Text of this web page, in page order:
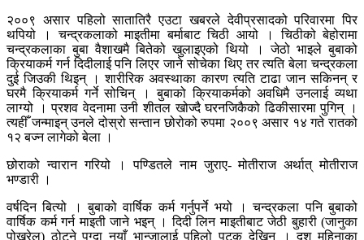
२००९ असार पहिलो सातातिरै एउटा खबरले देवीप्रसादको परिवारमा पिर
थपियो । चन्द्रकलाको माइतीमा बर्माबाट चिठी आयो । चिठीको बेहोरामा
चन्द्रकलाका बुबा वैशाखमै बितेको खुलाइएको थियो । जेठो भाइले बुबाको
क्रियाकर्म गर्न दिदीलाई पनि लिएर जाने सोचेका थिए तर त्यति बेला चन्द्रकला
दुई जिउकी थिइन् । शारीरिक अवस्थाका कारण त्यति टाढा जान सकिनन् र
घरमै क्रियाकर्म गर्ने सोचिन् । बुबाको क्रियाकर्मको अवधिमै उनलाई व्यथा
लाग्यो । प्रशव वेदनामा उनी शीतल खोज्दै घरनजिकैको ढिकीसारमा पुगिन् ।
त्यहीँ जन्माइन् उनले दोस्रो सन्तान छोरोको रुपमा २००९ असार १४ गते रातको
१२ बज्न लागेको बेला ।
छोराको न्वारान गरियो । पण्डितले नाम जुराए- मोतीराज अर्थात् मोतीराज
भण्डारी ।
वर्षदिन बित्यो । बुबाको वार्षिक कर्म गर्नुपर्ने भयो । चन्द्रकला पनि बुबाको
वार्षिक कर्म गर्न माइती जाने भइन् । दिदी लिन माइतीबाट जेठी बुहारी (जानुका
पोखरेल) ठोट्ने पुग्दा नयाँ भान्जालाई पहिलो पटक देखिन् । दश महिनाका